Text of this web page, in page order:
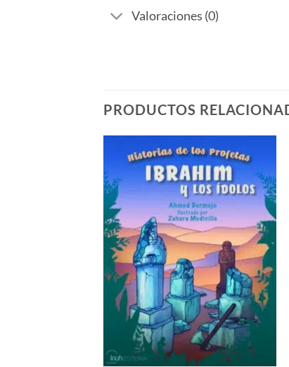
Valoraciones (0)
PRODUCTOS